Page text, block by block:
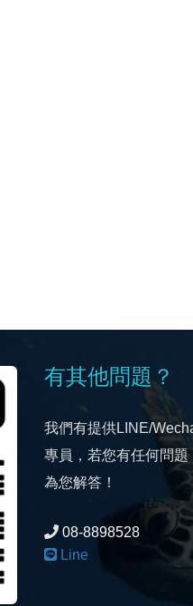
有其他問題？
我們有提供LINE/
專員，若您有任何問題
為您解答！
08-8898528
Line